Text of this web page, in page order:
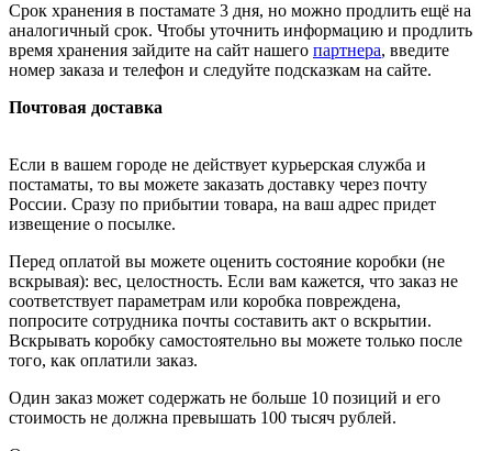
Срок хранения в постамате 3 дня, но можно продлить ещё на
аналогичный срок. Чтобы уточнить информацию и продлить
время хранения зайдите на сайт нашего партнера, введите
номер заказа и телефон и следуйте подсказкам на сайте.
Почтовая доставка
Если в вашем городе не действует курьерская служба и
постаматы, то вы можете заказать доставку через почту
России. Сразу по прибытии товара, на ваш адрес придет
извещение о посылке.
Перед оплатой вы можете оценить состояние коробки (не
вскрывая): вес, целостность. Если вам кажется, что заказ не
соответствует параметрам или коробка повреждена,
попросите сотрудника почты составить акт о вскрытии.
Вскрывать коробку самостоятельно вы можете только после
того, как оплатили заказ.
Один заказ может содержать не больше 10 позиций и его
стоимость не должна превышать 100 тысяч рублей.